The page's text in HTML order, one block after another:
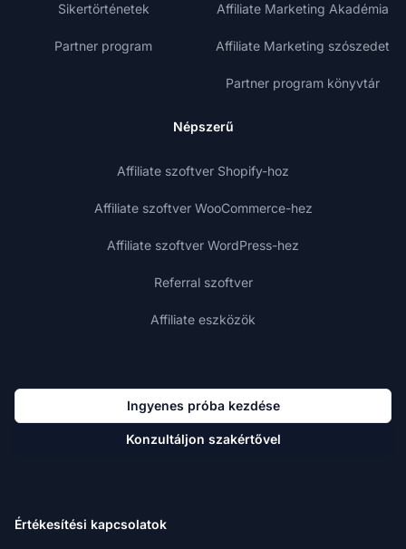
Sikertörténetek
Partner program
Affiliate Marketing Akadémia
Affiliate Marketing szószedet
Partner program könyvtár
Népszerű
Affiliate szoftver Shopify-hoz
Affiliate szoftver WooCommerce-hez
Affiliate szoftver WordPress-hez
Referral szoftver
Affiliate eszközök
Ingyenes próba kezdése
Konzultáljon szakértővel
Értékesítési kapcsolatok